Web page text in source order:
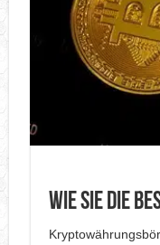
Wie Sie die